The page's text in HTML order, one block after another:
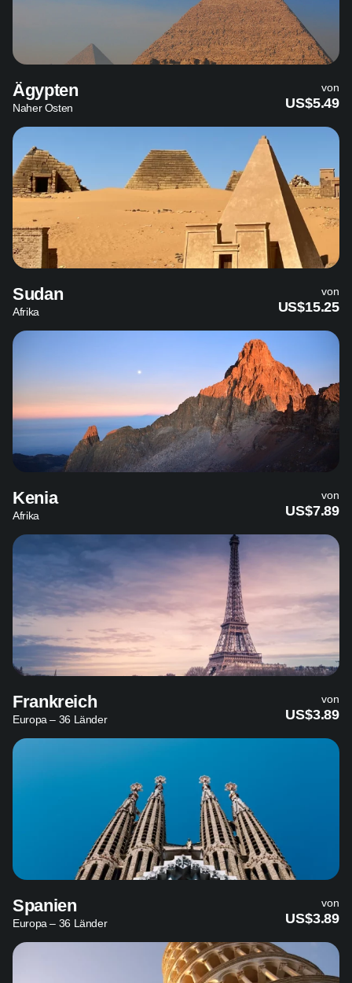
Ägypten
Naher Osten
von
US$5.49
Sudan
Afrika
von
US$15.25
Kenia
Afrika
von
US$7.89
Frankreich
Europa – 36 Länder
von
US$3.89
Spanien
Europa – 36 Länder
von
US$3.89